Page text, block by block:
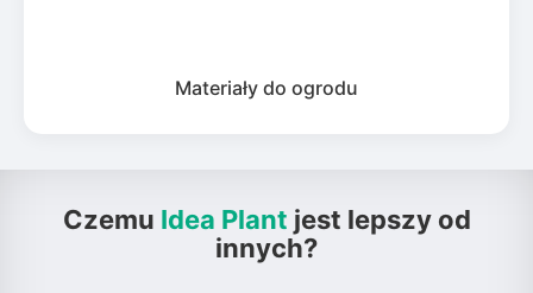
Materiały do ogrodu
Czemu Idea Plant jest lepszy od
innych?